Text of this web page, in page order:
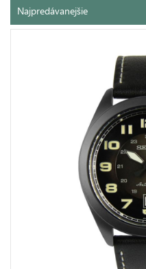
Najpredávanejšie